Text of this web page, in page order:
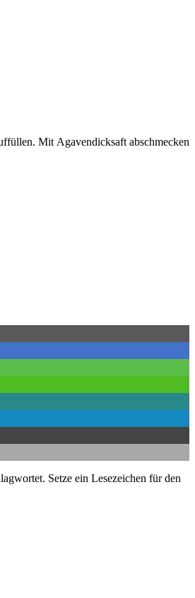
Mit Agavendicksaft abschmecken
Setze ein Lesezeichen für den